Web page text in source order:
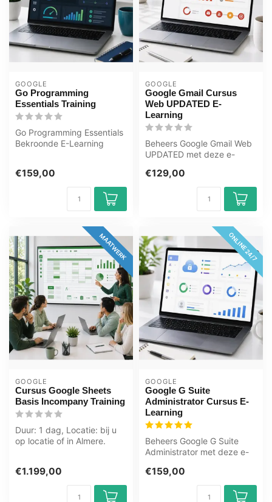
GOOGLE
Go Programming
Essentials Training
Go Programming Essentials
Bekroonde E-Learning
€159,00
GOOGLE
Google Gmail Cursus
Web UPDATED E-
Learning
Beheers Google Gmail Web
UPDATED met deze e-
dagen toegang,...
€129,00
MAATWERK
GOOGLE
Cursus Google Sheets
Basis Incompany Training
Duur: 1 dag, Locatie: bij u
op locatie of in Almere.
€1.199,00
ONLINE 24/7
GOOGLE
Google G Suite
Administrator Cursus E-
Learning
Beheers Google G Suite
Administrator met deze e-
dagen toeg...
€159,00